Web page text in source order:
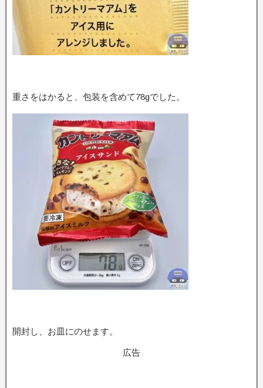
重さをはかると、包装を含めて78gでした。
開封し、お皿にのせます。
広告